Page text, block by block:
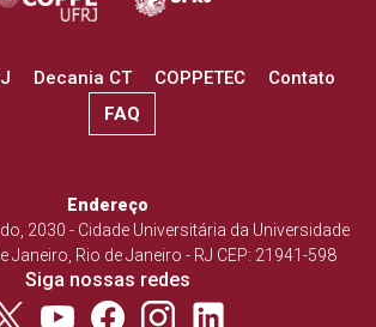
Decania CT COPPETEC
Contato
FAQ
Endereço
2030 - Cidade Universitária da Universidade
Janeiro, Rio de Janeiro - RJ CEP: 21941-598
Siga nossas redes